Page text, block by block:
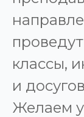
классы,
и
Желаем